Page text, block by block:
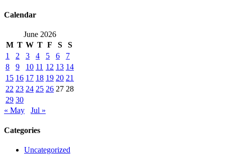
Calendar
June 2026
M T W T F S
S
1
2 3 4 5 6
7
8
9 10 11 12 13 14
15 16 17 18 19 20 21
22 23 24 25 26 27 28
29 30
« May
Jul »
Categories
Uncategorized